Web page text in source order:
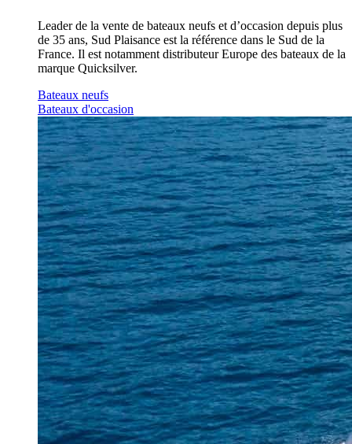
Leader de la vente de bateaux neufs et d’occasion depuis plus
de 35 ans, Sud Plaisance est la référence dans le Sud de la
France. Il est notamment distributeur Europe des bateaux de la
marque Quicksilver.
Bateaux neufs
Bateaux d'occasion